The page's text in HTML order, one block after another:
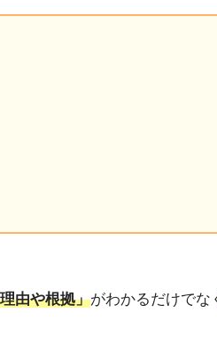
由や根拠」がわかるだけでな